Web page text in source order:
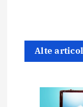
n
a
Alte